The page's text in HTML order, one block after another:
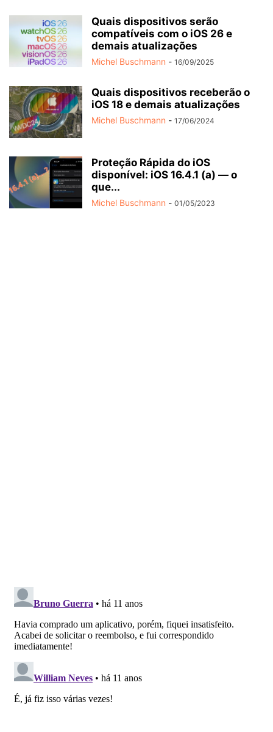
Quais dispositivos serão
compatíveis com o iOS 26 e
demais atualizações
Michel Buschmann - 16/09/2025
Quais dispositivos receberão o
iOS 18 e demais atualizações
Michel Buschmann - 17/06/2024
Proteção Rápida do iOS
disponível: iOS 16.4.1 (a) — o
que...
Michel Buschmann - 01/05/2023